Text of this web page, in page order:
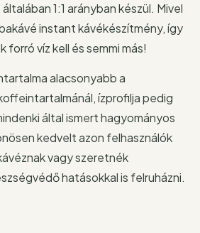
1:1 arányban készül. Mivel
instant kávékészítmény, így
forró víz kell és semmi más!
alacsonyabb a
ízprofilja pedig
által ismert hagyományos
kedvelt azon felhasználók
vagy szeretnék
hatásokkal is felruházni.